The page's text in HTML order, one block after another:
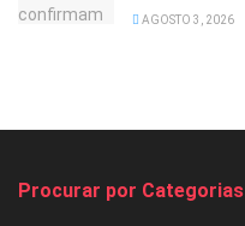
AGOSTO 3, 2026
Procurar por Categorias